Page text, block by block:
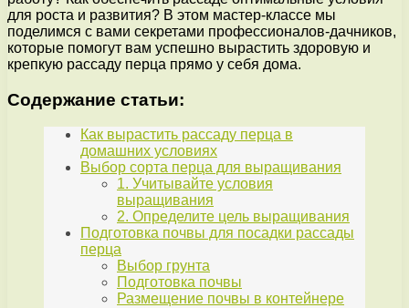
для роста и развития? В этом мастер-классе мы
поделимся с вами секретами профессионалов-дачников,
которые помогут вам успешно вырастить здоровую и
крепкую рассаду перца прямо у себя дома.
Содержание статьи:
Как вырастить рассаду перца в
домашних условиях
Выбор сорта перца для выращивания
1. Учитывайте условия
выращивания
2. Определите цель выращивания
Подготовка почвы для посадки рассады
перца
Выбор грунта
Подготовка почвы
Размещение почвы в контейнере